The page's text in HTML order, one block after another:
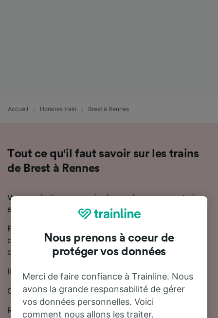
Accueil Horaires train Brest à Rennes
Tout ce qu'il faut savoir sur les trains
de Brest à Rennes
Vous souhaitez en savoir plus sur le voyage en train
entre Brest et Rennes ? Ne cherchez pas plus loin.
En moyenne, le trajet en train entre Brest et Rennes
dure 3 heures. Chaque jour, environ 16 trains trains
circulent sur cette ligne.
Il existe des trains directs reliant Brest et Rennes.
Cette ligne est desservie par TGV, OUIGO et SNCF.
Réservez votre billet de train Brest - Rennes à partir
Nous prenons à coeur de
protéger vos données
Merci de faire confiance à Trainline. Nous
avons la grande responsabilité de gérer
vos données personnelles. Voici
comment nous allons les traiter.